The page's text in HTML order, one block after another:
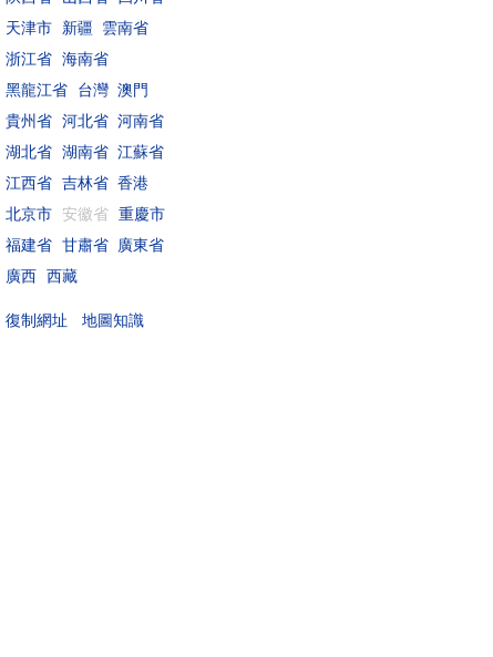
天津市
新疆
雲南省
浙江省 海南省
黑龍江省
台灣 澳門
貴州省 河北省 河南省
湖北省 湖南省 江蘇省
江西省 吉林省 香港
北京市 安徽省
重慶市
福建省 甘肅省 廣東省
廣西 西藏
地圖知識